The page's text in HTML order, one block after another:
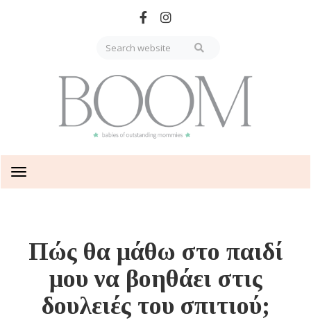
Toggle
navigation
Πώς θα μάθω στο παιδί
μου να βοηθάει στις
δουλειές του σπιτιού;